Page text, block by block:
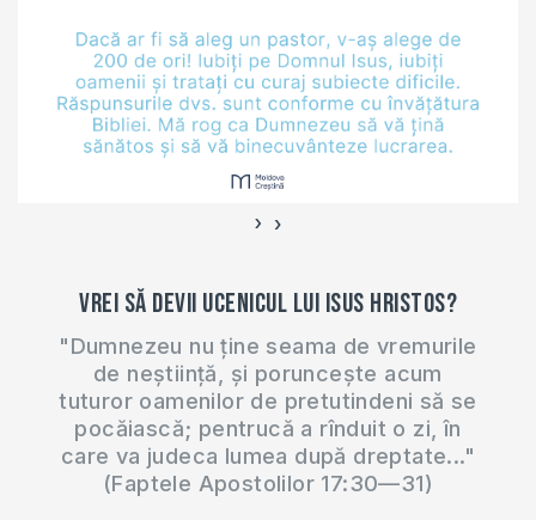
că El este bun?
Bunătatea- un
atribut al lui
Dumnezeu
Bunătatea…
‹ ›
Vrei să devii ucenicul lui Isus Hristos?
"Dumnezeu nu ține seama de vremurile
de neștiință, și poruncește acum
tuturor oamenilor de pretutindeni să se
pocăiască; pentrucă a rînduit o zi, în
care va judeca lumea după dreptate..."
(Faptele Apostolilor 17:30—31)